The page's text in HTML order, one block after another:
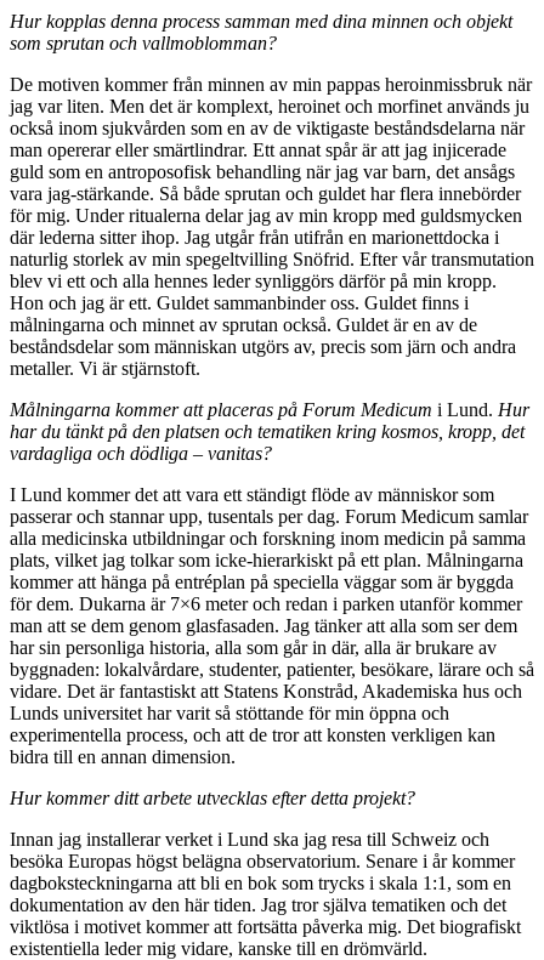
Hur kopplas denna process samman med dina minnen och objekt
som sprutan och vallmoblomman?
De motiven kommer från minnen av min pappas heroinmissbruk när
jag var liten. Men det är komplext, heroinet och morfinet används ju
också inom sjukvården som en av de viktigaste beståndsdelarna när
man opererar eller smärtlindrar. Ett annat spår är att jag injicerade
guld som en antroposofisk behandling när jag var barn, det ansågs
vara jag-stärkande. Så både sprutan och guldet har flera innebörder
för mig. Under ritualerna delar jag av min kropp med guldsmycken
där lederna sitter ihop. Jag utgår från utifrån en marionettdocka i
naturlig storlek av min spegeltvilling Snöfrid. Efter vår transmutation
blev vi ett och alla hennes leder synliggörs därför på min kropp.
Hon och jag är ett. Guldet sammanbinder oss. Guldet finns i
målningarna och minnet av sprutan också. Guldet är en av de
beståndsdelar som människan utgörs av, precis som järn och andra
metaller. Vi är stjärnstoft.
Målningarna kommer att placeras på Forum Medicum i Lund. Hur
har du tänkt på den platsen och tematiken kring kosmos, kropp, det
vardagliga och dödliga – vanitas?
I Lund kommer det att vara ett ständigt flöde av människor som
passerar och stannar upp, tusentals per dag. Forum Medicum samlar
alla medicinska utbildningar och forskning inom medicin på samma
plats, vilket jag tolkar som icke-hierarkiskt på ett plan. Målningarna
kommer att hänga på entréplan på speciella väggar som är byggda
för dem. Dukarna är 7×6 meter och redan i parken utanför kommer
man att se dem genom glasfasaden. Jag tänker att alla som ser dem
har sin personliga historia, alla som går in där, alla är brukare av
byggnaden: lokalvårdare, studenter, patienter, besökare, lärare och så
vidare. Det är fantastiskt att Statens Konstråd, Akademiska hus och
Lunds universitet har varit så stöttande för min öppna och
experimentella process, och att de tror att konsten verkligen kan
bidra till en annan dimension.
Hur kommer ditt arbete utvecklas efter detta projekt?
Innan jag installerar verket i Lund ska jag resa till Schweiz och
besöka Europas högst belägna observatorium. Senare i år kommer
dagboksteckningarna att bli en bok som trycks i skala 1:1, som en
dokumentation av den här tiden. Jag tror själva tematiken och det
viktlösa i motivet kommer att fortsätta påverka mig. Det biografiskt
existentiella leder mig vidare, kanske till en drömvärld.